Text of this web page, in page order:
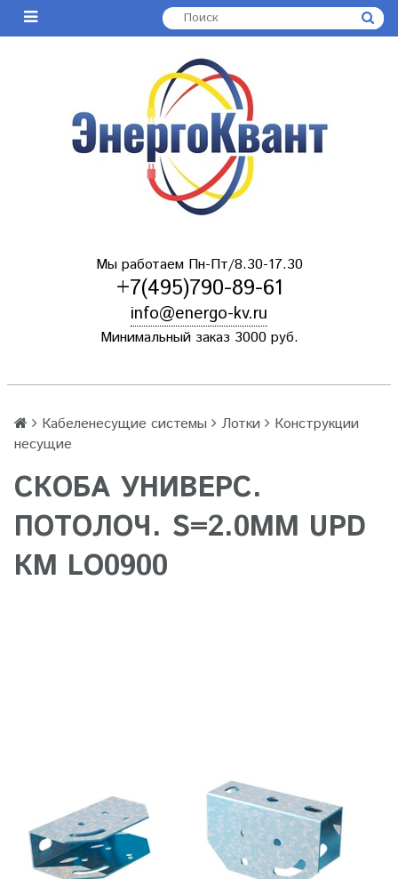
Мы работаем Пн-Пт/8.30-17.30
+7(495)790-89-61
info@energo-kv.ru
Минимальный заказ 3000 руб.
Кабеленесущие системы Лотки
Конструкции
несущие
СКОБА УНИВЕРС.
ПОТОЛОЧ. S=2.0ММ UPD
КМ LO0900